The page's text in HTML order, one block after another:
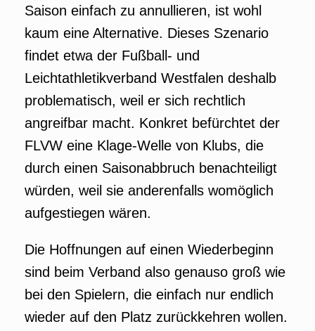
Saison einfach zu annullieren, ist wohl
kaum eine Alternative. Dieses Szenario
findet etwa der Fußball- und
Leichtathletikverband Westfalen deshalb
problematisch, weil er sich rechtlich
angreifbar macht. Konkret befürchtet der
FLVW eine Klage-Welle von Klubs, die
durch einen Saisonabbruch benachteiligt
würden, weil sie anderenfalls womöglich
aufgestiegen wären.
Die Hoffnungen auf einen Wiederbeginn
sind beim Verband also genauso groß wie
bei den Spielern, die einfach nur endlich
wieder auf den Platz zurückkehren wollen.